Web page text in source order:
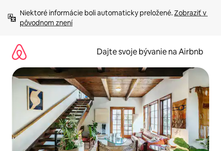
obsah.
Niektoré informácie boli automaticky preložené. Zobraziť v
pôvodnom znení
Dajte svoje bývanie na Airbnb